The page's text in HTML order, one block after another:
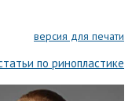
версия для печати
по ринопластике